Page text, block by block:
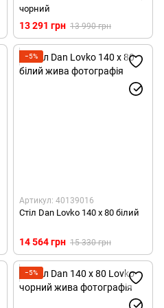
чорний
13 291 грн 13 990 грн
−5%
Артикул: 40139016
Стіл Dan Lovko 140 х 80 білий
14 564 грн 15 330 грн
−5%